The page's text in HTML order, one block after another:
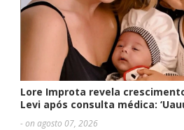
Lore Improta revela
Levi após consulta médica:
- on agosto 07, 2026